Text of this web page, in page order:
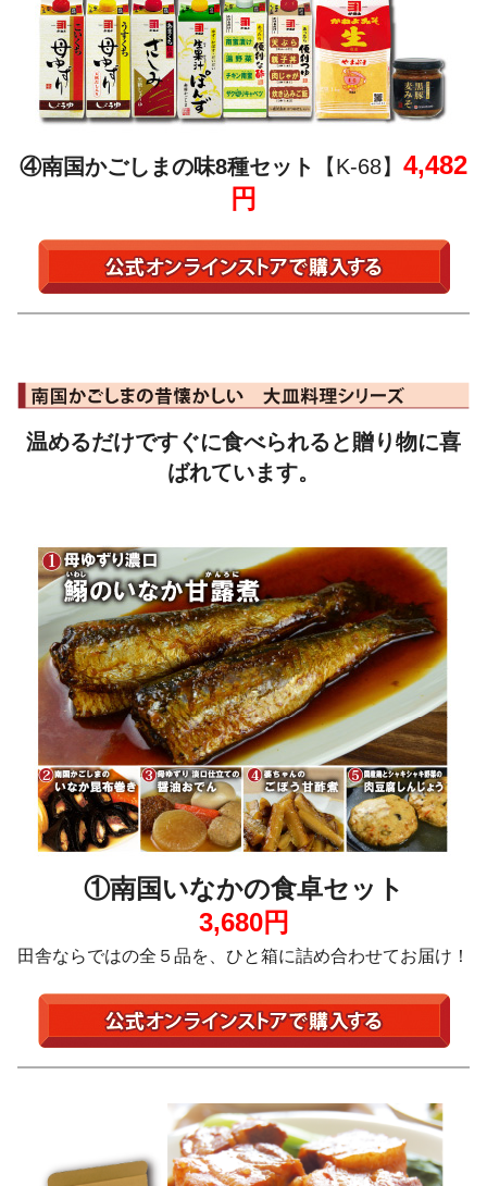
④南国かごしまの味8種セット 【K-68】 4,482
円
温めるだけですぐに食べられると贈り物に喜
ばれています。
①南国いなかの食卓セット
3,680円
田舎ならではの全５品を、ひと箱に詰め合わせてお届け！